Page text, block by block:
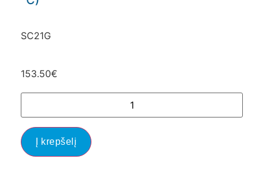
SC21G
153.50€
Į krepšelį